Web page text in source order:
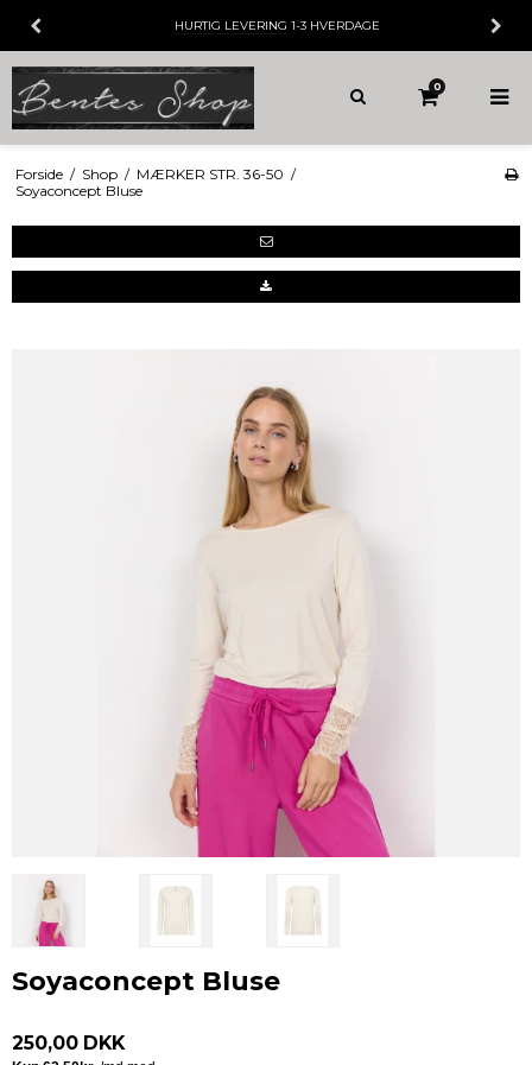
HURTIG LEVERING 1-3 HVERDAGE
0
Forside / Shop / MÆRKER STR. 36-50 /
Soyaconcept Bluse
Soyaconcept Bluse
250,00 DKK